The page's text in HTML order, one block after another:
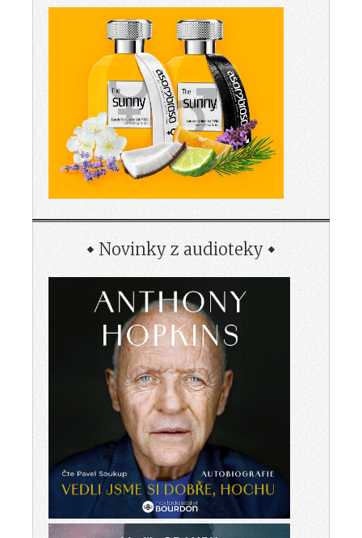
Novinky z audioteky